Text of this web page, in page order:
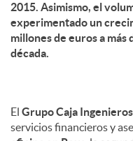
2015. Asimismo, el
experimentado un
millones de euros a más
década.
El Grupo Caja Ingenieros
servicios financieros y